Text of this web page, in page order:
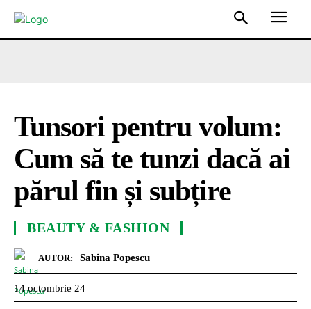
Tunsori pentru volum:
Cum să te tunzi dacă ai
părul fin și subțire
BEAUTY & FASHION
AUTOR: Sabina Popescu
14 octombrie 24